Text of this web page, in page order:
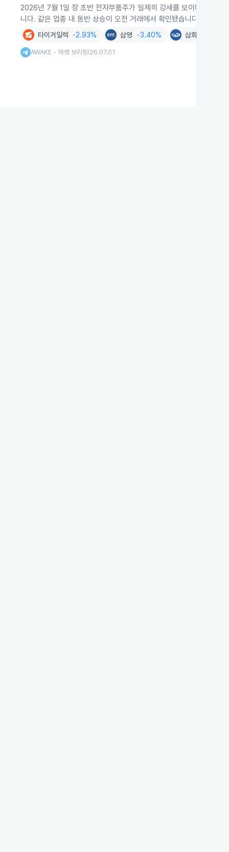
2026년 7월 1일 장 초반 전자부품주가 일제히 강세를 보이며 심텍
니다. 같은 업종 내 동반 상승이 오전 거래에서 확인됐습니다.
타이거일렉 -2.93% 삼영 -3.40% 삼화전기
AWAKE - 마켓 브리핑 26.07.01